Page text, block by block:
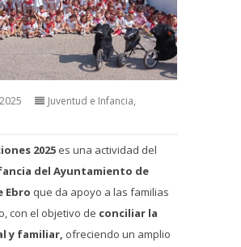
Juventud e Infancia,
2025 es una actividad del
del Ayuntamiento de
Ebro que da apoyo a las familias
con el objetivo de conciliar la
y familiar, ofreciendo un amplio